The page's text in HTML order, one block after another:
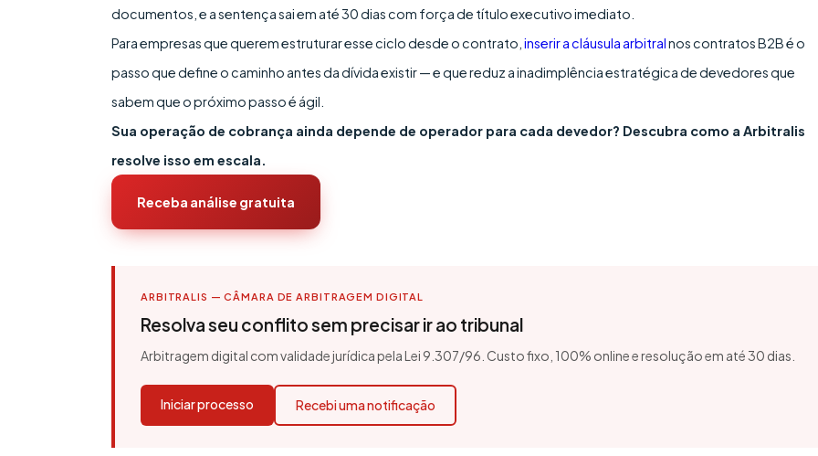
documentos, e a sentença sai em até 30 dias com força de título executivo imediato.
Para empresas que querem estruturar esse ciclo desde o contrato, inserir a cláusula arbitralnos contratos B2B é o
passo que define o caminho antes da dívida existir — e que reduz a inadimplência estratégica de devedores que
sabem que o próximo passo é ágil.
Sua operação de cobrança ainda depende de operador para cada devedor? Descubra como a Arbitralis
resolve isso em escala.
Receba análise gratuita
ARBITRALIS — CÂMARA DE ARBITRAGEM DIGITAL
Resolva seu conflito sem precisar ir ao tribunal
Arbitragem digital com validade jurídica pela Lei 9.307/96. Custo fixo, 100% online e resolução em até 30 dias.
Iniciar processo Recebi uma notificação